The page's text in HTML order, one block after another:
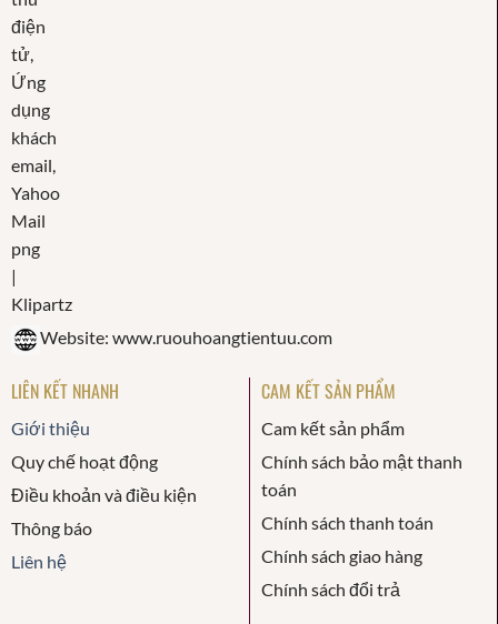
Website: www.ruouhoangtientuu.com
LIÊN KẾT NHANH
Giới thiệu
Quy chế hoạt động
Điều khoản và điều kiện
Thông báo
Liên hệ
CAM KẾT SẢN PHẨM
Cam kết sản phẩm
Chính sách bảo mật thanh
toán
Chính sách thanh toán
Chính sách giao hàng
Chính sách đổi trả